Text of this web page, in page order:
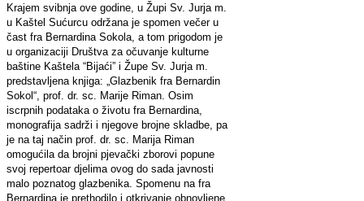
Krajem svibnja ove godine, u Župi Sv. Jurja m.
u Kaštel Sućurcu održana je spomen večer u
čast fra Bernardina Sokola, a tom prigodom je
u organizaciji Društva za očuvanje kulturne
baštine Kaštela “Bijaći” i Župe Sv. Jurja m.
predstavljena knjiga: „Glazbenik fra Bernardin
Sokol“, prof. dr. sc. Marije Riman. Osim
iscrpnih podataka o životu fra Bernardina,
monografija sadrži i njegove brojne skladbe, pa
je na taj način prof. dr. sc. Marija Riman
omogućila da brojni pjevački zborovi popune
svoj repertoar djelima ovog do sada javnosti
malo poznatog glazbenika. Spomenu na fra
Bernardina je prethodilo i otkrivanje obnovljene